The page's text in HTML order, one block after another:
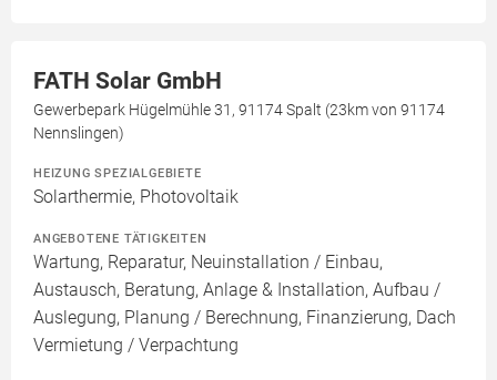
FATH Solar GmbH
Gewerbepark Hügelmühle 31, 91174 Spalt (23km von 91174
Nennslingen)
HEIZUNG SPEZIALGEBIETE
Solarthermie, Photovoltaik
ANGEBOTENE TÄTIGKEITEN
Wartung, Reparatur, Neuinstallation / Einbau,
Austausch, Beratung, Anlage & Installation, Aufbau /
Auslegung, Planung / Berechnung, Finanzierung, Dach
Vermietung / Verpachtung